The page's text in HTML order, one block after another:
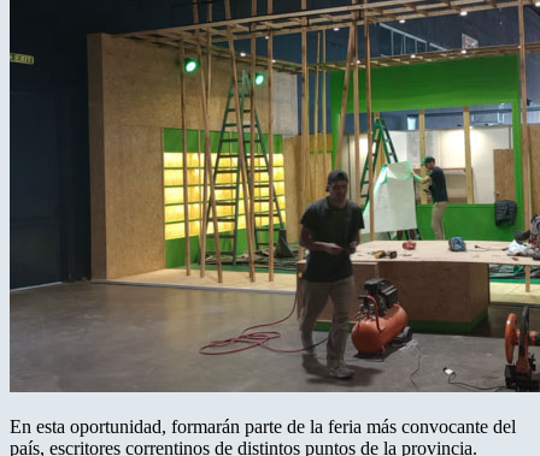
En esta oportunidad, formarán parte de la feria más convocante del
país, escritores correntinos de distintos puntos de la provincia.